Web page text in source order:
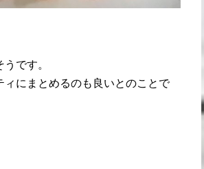
です。
にまとめるのも良いとのことで